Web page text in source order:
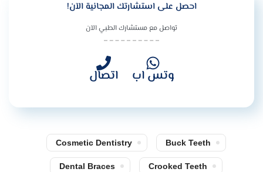
احصل على استشارتك المجانية الآن!
تواصل مع مستشارك الطبي الآن
وتس اب اتصال
Buck Teeth
Cosmetic Dentistry
Crooked Teeth
Dental Braces